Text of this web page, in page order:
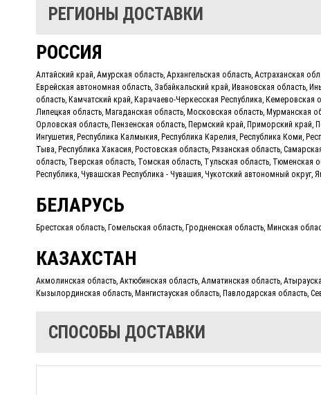
РЕГИОНЫ ДОСТАВКИ
РОССИЯ
Алтайский край, Амурская область, Архангельская область, Астраханская
Еврейская автономная область, Забайкальский край, Ивановская область,
область, Камчатский край, Карачаево-Черкесская Республика,
Липецкая область, Магаданская область, Московская область, Мурманская
Орловская область, Пензенская область, Пермский край, Приморский край,
Ингушетия, Республика Калмыкия, Республика Карелия, Республика Коми,
Тыва, Республика Хакасия, Ростовская область, Рязанская область,
область, Тверская область, Томская область, Тульская область,
Республика, Чувашская Республика - Чувашия, Чукотский автономный
БЕЛАРУСЬ
Брестская область, Гомельская область, Гродненская область, Минская
КАЗАХСТАН
Акмолинская область, Актюбинская область, Алматинская область,
Кызылординская область, Мангистауская область, Павлодарская область,
СПОСОБЫ ДОСТАВКИ